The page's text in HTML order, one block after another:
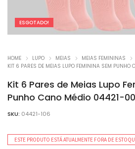
ESGOTADO!
HOME LUPO MEIAS
MEIAS FEMININAS
KIT 6 PARES DE MEIAS LUPO FEMININA SEM
Kit 6 Pares de Meias Lupo
Punho Cano Médio 04421-
SKU: 04421-106
ESTE PRODUTO ESTÁ ATUALMENTE FORA DE